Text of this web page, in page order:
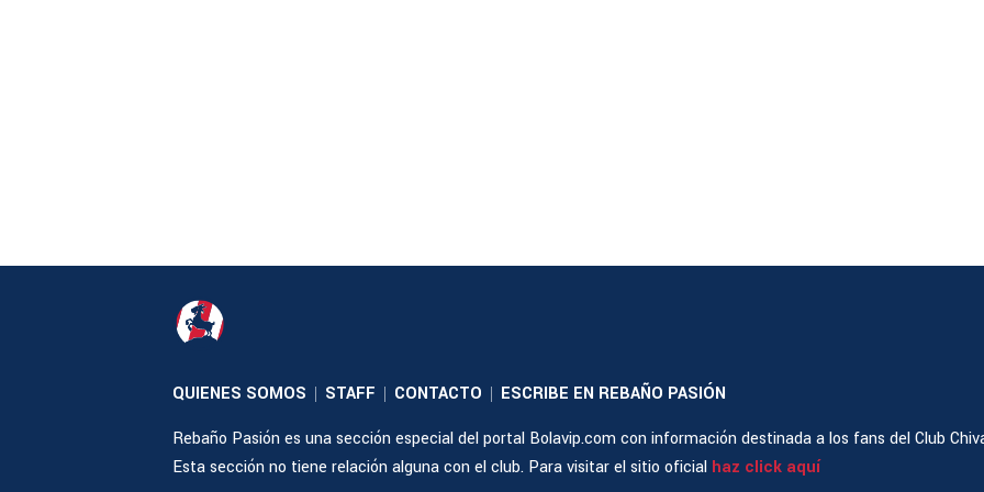
QUIENES SOMOS | STAFF | CONTACTO | ESCRIBE EN REBAÑO PASIÓN
Rebaño Pasión es una sección especial del portal Bolavip.com con información destinada a los fans del Club
Esta sección no tiene relación alguna con el club. Para visitar el sitio oficial haz click aquí